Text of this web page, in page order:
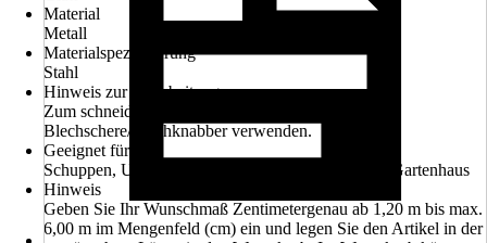
Material
Metall
Materialspezifizierung
Stahl
Hinweis zur Verarbeitung
Zum schneiden bitte ausschließlich eine geeignete
Blechschere/Blechknabber verwenden.
Geeignet für
Schuppen, Unterstand, Pergola, Carport, Veranda, Gartenhaus
Hinweis
Geben Sie Ihr Wunschmaß Zentimetergenau ab 1,20 m bis max.
6,00 m im Mengenfeld (cm) ein und legen Sie den Artikel in der